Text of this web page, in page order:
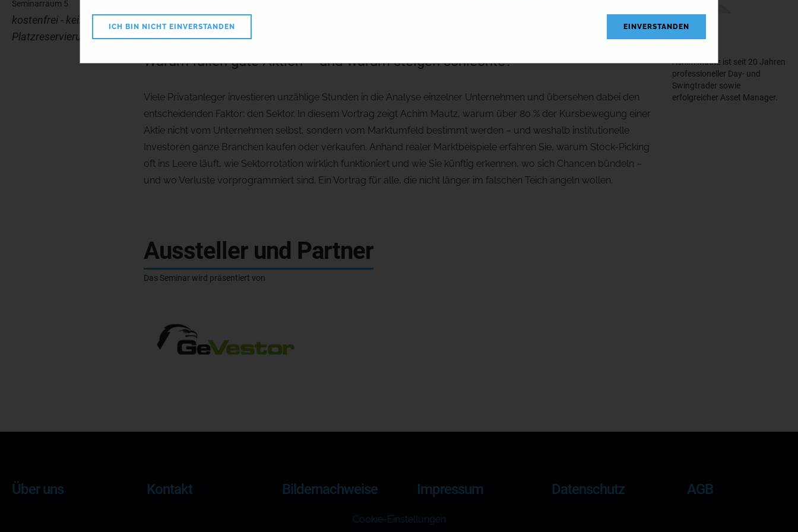
Seminarraum 5
kostenfrei - keine
Platzreservierung
folgen
Warum fallen gute Aktien – und warum steigen schlechte?
Viele Privatanleger investieren unzählige Stunden in die Analyse einzelner Unternehmen und übersehen dabei den
entscheidenden Faktor: den Sektor. In diesem Vortrag zeigt Achim Mautz, warum über 80 % der Kursbewegung einer
Aktie nicht vom Unternehmen selbst, sondern vom Marktumfeld bestimmt werden – und weshalb institutionelle
Investoren ganze Branchen kaufen oder verkaufen. Anhand realer Marktbeispiele erfahren Sie, warum Stock-Picking
oft ins Leere läuft, wie Sektorrotation wirklich funktioniert und wie Sie künftig erkennen, wo sich Chancen bündeln –
und wo Verluste vorprogrammiert sind. Ein Vortrag für alle, die nicht länger im falschen Teich angeln wollen.
Aussteller und Partner
Das Seminar wird präsentiert von
ACHIM
Mautz
Achim Mautz ist seit 20 Jahren
professioneller Day- und
Swingtrader sowie
erfolgreicher Asset Manager.
Über uns Kontakt Bildernachweise Impressum Datenschutz AGB
Cookie-Einstellungen
ICH BIN NICHT EINVERSTANDEN EINVERSTANDEN